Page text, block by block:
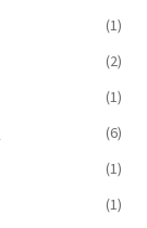
(1)
(2)
(1)
(6)
(1)
(1)